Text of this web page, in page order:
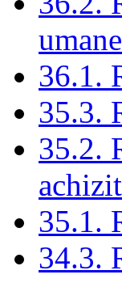
36.1.
35.3.
35.2.
35.1.
34.3.